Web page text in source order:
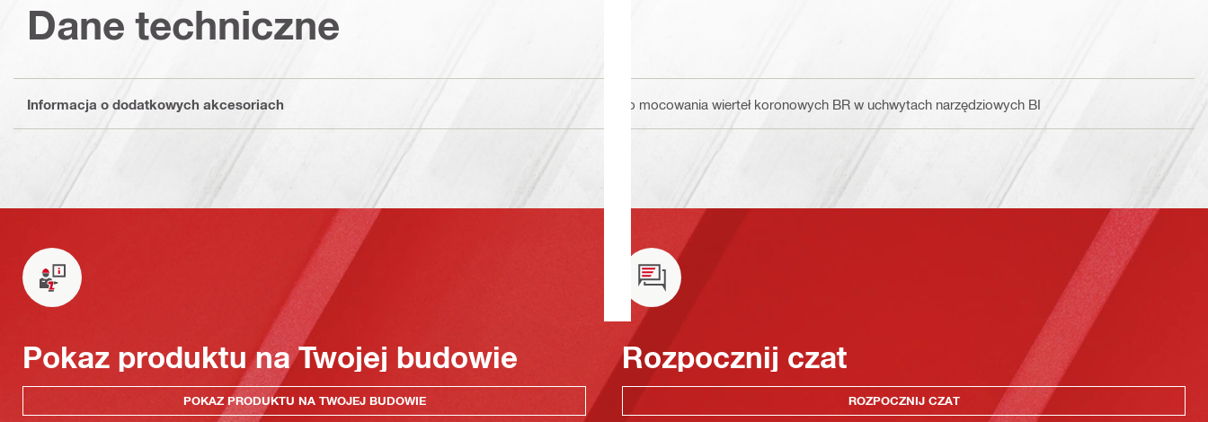
Dane techniczne
Informacja o dodatkowych akcesoriach Do mocowania wierteł koronowych BR w uchwytach narzędziowych BI
Pokaz produktu na Twojej budowie
POKAZ PRODUKTU NA TWOJEJ BUDOWIE
Rozpocznij czat
ROZPOCZNIJ CZAT